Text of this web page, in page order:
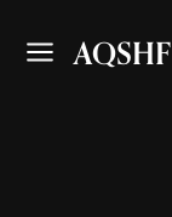
AQSHF